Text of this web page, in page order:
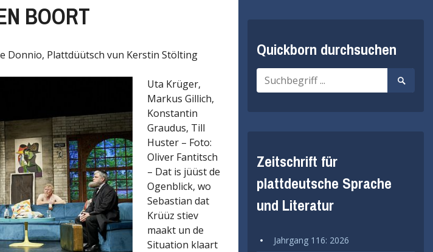
BOORT
Donnio, Plattdüütsch vun Kerstin Stölting
Uta Krüger,
Markus Gillich,
Konstantin
Graudus, Till
Huster – Foto:
Oliver Fantitsch
– Dat is jüüst de
Ogenblick, wo
Sebastian dat
Krüüz stiev
maakt un de
Situation klaart
Quickborn durchsuchen
Suche
nach:
Suche
starten
Zeitschrift für
plattdeutsche Sprache
und Literatur
Jahrgang 116: 2026